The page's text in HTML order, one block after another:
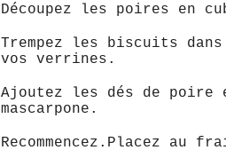
Découpez les poires en
Trempez les biscuits
vos verrines.
Ajoutez les dés de poire
mascarpone.
Recommencez.Placez au